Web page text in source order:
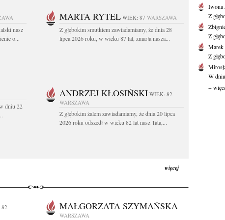
nasz
o...
MARTA RYTEL WIEK: 87 WARSZAWA
Z głębokim smutkiem zawiadamiamy, że dnia 28
lipca 2026 roku, w wieku 87 lat, zmarła nasza...
dniu 22
ANDRZEJ KŁOSIŃSKI WIEK: 82
WARSZAWA
Z głębokim żalem zawiadamiamy, że dnia 20 lipca
2026 roku odszedł w wieku 82 lat nasz Tata,...
więcej
MAŁGORZATA SZYMAŃSKA
WARSZAWA
Iwona
Z
Z
Marek
Z
W
+